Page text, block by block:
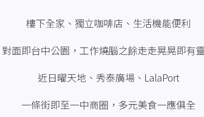
樓下全家、獨立咖啡店、生活機能便利
對面即台中公園，工作燒腦之餘走走晃晃即有
近日曜天地、秀泰廣場、LalaPort
一條街即至一中商圈，多元美食一應俱全